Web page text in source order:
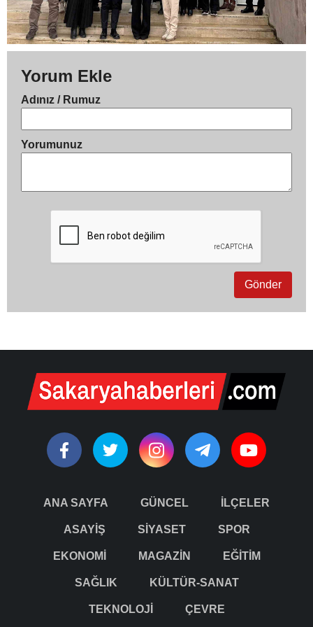
Yorum Ekle
Adınız / Rumuz
Yorumunuz
ANA SAYFA GÜNCEL İLÇELER
ASAYİŞ SİYASET SPOR
EKONOMİ MAGAZİN EĞİTİM
SAĞLIK KÜLTÜR-SANAT
TEKNOLOJİ ÇEVRE